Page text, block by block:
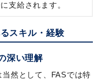
支給されます。
スキル・経験
深い理解
然として、FASでは特